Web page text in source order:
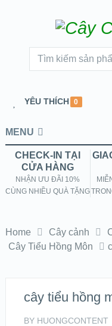
YÊU THÍCH 0
MENU
CHECK-IN TẠI
CỬA HÀNG
NHẬN ƯU ĐÃI 10%
CÙNG NHIỀU QUÀ TẶNG
Home Cây cảnh
Cây Tiểu Hồng Môn
cây tiểu hồng
BY HUONGCONTENT